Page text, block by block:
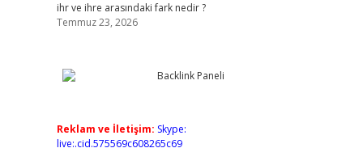
ihr ve ihre arasındaki fark nedir ?
Temmuz 23, 2026
Reklam ve İletişim: Skype:
live:.cid.575569c608265c69